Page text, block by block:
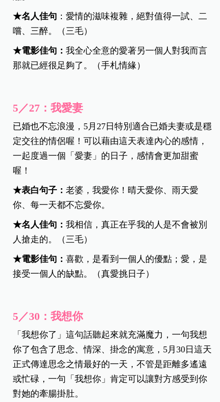
★名人佳句 ：愛情的滋味複雜，絕對值得一試、二
嚐、三醉。（三毛）
★電影佳句：我全心全意的愛著另一個人對我而言
那就已經很足夠了。（手札情緣）
5／27：我愛妻
已婚也不忘浪漫，5月27日特別適合已婚夫妻或是穩
定交往的情侶喔！可以藉由這天表達內心的感情，
一起度過一個「愛妻」的日子，感情會更加甜蜜
喔！
★表白句子：老婆，我愛你！晴天愛你、雨天愛
你、每一天都不忘愛你。
★名人佳句：我相信，真正在乎我的人是不會被別
人搶走的。（三毛）
★電影佳句：喜歡，是看到一個人的優點；愛，是
接受一個人的缺點。（真愛挑日子）
5／30：我想你
「我想你了」這句話聽起來就充滿魔力，一句我想
你了包含了思念、情深、掛念的寓意，5月30日這天
正式傳達思念之情最好的一天，不管是距離多遙遠
或忙碌，一句「我想你」肯定可以讓對方感受到你
對她的牽腸掛肚。